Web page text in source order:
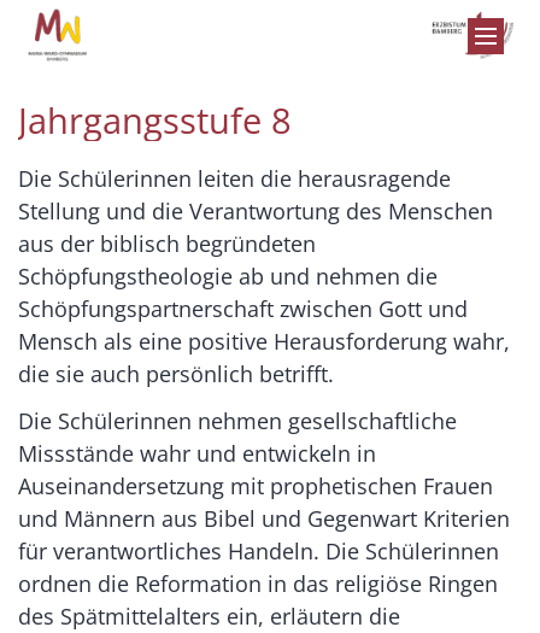
Zum Inhalt springen
Jahrgangsstufe 8
Die Schülerinnen leiten die herausragende
Stellung und die Verantwortung des Menschen
aus der biblisch begründeten
Schöpfungstheologie ab und nehmen die
Schöpfungspartnerschaft zwischen Gott und
Mensch als eine positive Herausforderung wahr,
die sie auch persönlich betrifft.
Die Schülerinnen nehmen gesellschaftliche
Missstände wahr und entwickeln in
Auseinandersetzung mit prophetischen Frauen
und Männern aus Bibel und Gegenwart Kriterien
für verantwortliches Handeln. Die Schülerinnen
ordnen die Reformation in das religiöse Ringen
des Spätmittelalters ein, erläutern die